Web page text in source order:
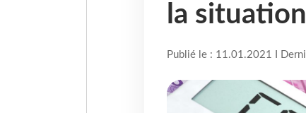
la
Publié le : 11.01.2021 I